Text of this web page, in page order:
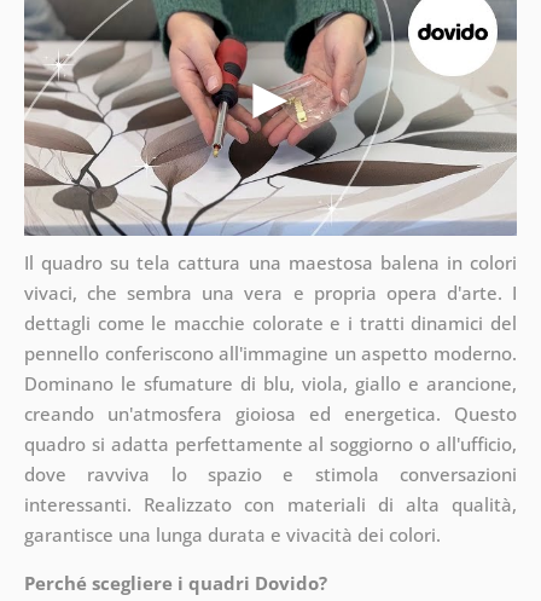
Il quadro su tela cattura una maestosa balena in colori
vivaci, che sembra una vera e propria opera d'arte. I
dettagli come le macchie colorate e i tratti dinamici del
pennello conferiscono all'immagine un aspetto moderno.
Dominano le sfumature di blu, viola, giallo e arancione,
creando un'atmosfera gioiosa ed energetica. Questo
quadro si adatta perfettamente al soggiorno o all'ufficio,
dove ravviva lo spazio e stimola conversazioni
interessanti. Realizzato con materiali di alta qualità,
garantisce una lunga durata e vivacità dei colori.
Perché scegliere i quadri Dovido?